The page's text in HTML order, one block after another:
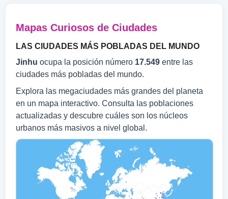
Mapas Curiosos de Ciudades
LAS CIUDADES MÁS POBLADAS DEL MUNDO
Jinhu ocupa la posición número 17.549 entre las
ciudades más pobladas del mundo.
Explora las megaciudades más grandes del planeta
en un mapa interactivo. Consulta las poblaciones
actualizadas y descubre cuáles son los núcleos
urbanos más masivos a nivel global.